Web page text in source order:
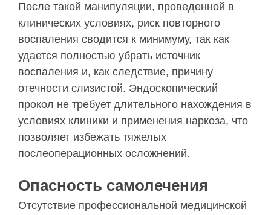
После такой манипуляции, проведенной в
клинических условиях, риск повторного
воспаления сводится к минимуму, так как
удается полностью убрать источник
воспаления и, как следствие, причину
отечности слизистой. Эндоскопический
прокол не требует длительного нахождения в
условиях клиники и применения наркоза, что
позволяет избежать тяжелых
послеоперационных осложнений.
Опасность самолечения
Отсутствие профессиональной медицинской